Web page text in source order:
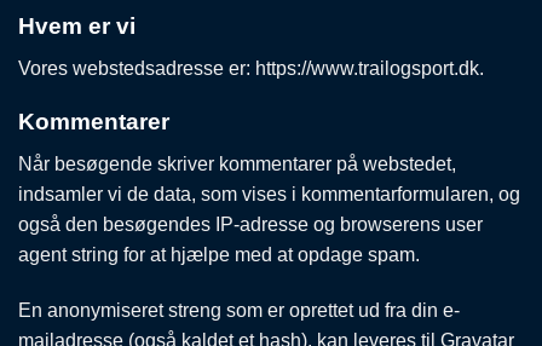
Hvem er vi
Vores webstedsadresse er: https://www.trailogsport.dk.
Kommentarer
Når besøgende skriver kommentarer på webstedet,
indsamler vi de data, som vises i kommentarformularen, og
også den besøgendes IP-adresse og browserens user
agent string for at hjælpe med at opdage spam.
En anonymiseret streng som er oprettet ud fra din e-
mailadresse (også kaldet et hash), kan leveres til Gravatar